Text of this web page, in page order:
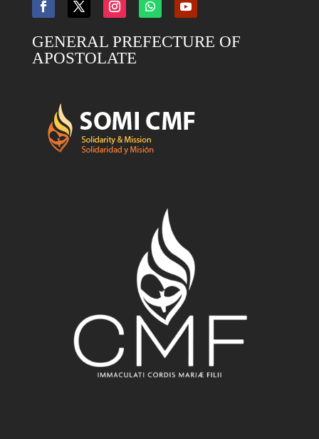
GENERAL PREFECTURE OF
APOSTOLATE